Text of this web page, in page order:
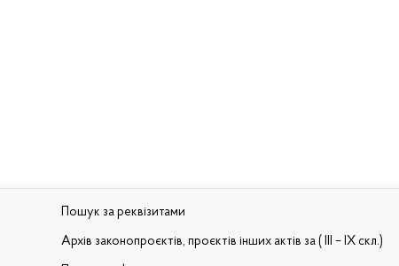
Пошук за реквізитами
Архів законопроєктів, проєктів інших актів за ( III – IX скл.)